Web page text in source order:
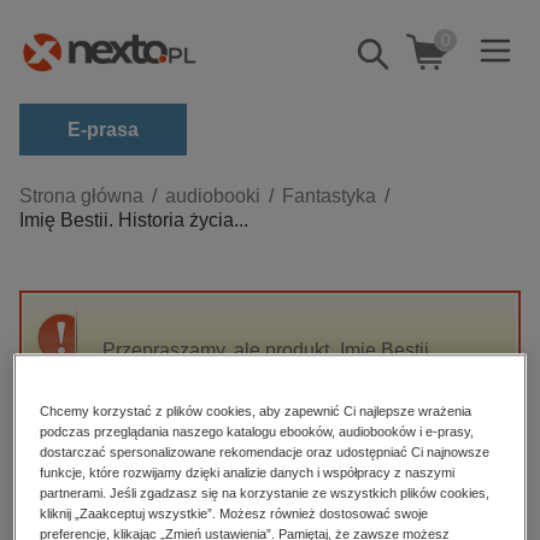
Pokaż/schowaj
wyszukiwarkę
0
E-prasa
Kategorie
Zobacz wszystkie E-prasa
budownictwo, aranżacja wnętrz
darmowe wydania
edukacja
hobby, sport, rozrywka
komputery, internet, technologie, informatyka
Strona główna audiobooki
Fantastyka
Imię Bestii. Historia życia...
Przepraszamy, ale produkt „Imię Bestii.
High-contrast mode
Polecane
Chcemy korzystać z plików cookies, aby zapewnić Ci najlepsze wrażenia
podczas przeglądania naszego katalogu ebooków, audiobooków i e-prasy,
dostarczać spersonalizowane rekomendacje oraz udostępniać Ci najnowsze
funkcje, które rozwijamy dzięki analizie danych i współpracy z naszymi
partnerami. Jeśli zgadzasz się na korzystanie ze wszystkich plików cookies,
kliknij „Zaakceptuj wszystkie”. Możesz również dostosować swoje
preferencje, klikając „Zmień ustawienia”. Pamiętaj, że zawsze możesz